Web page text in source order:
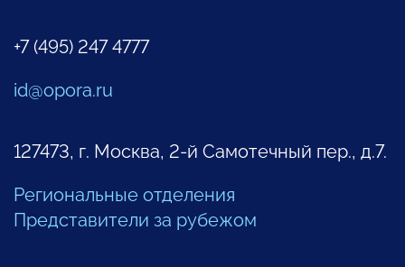
+7 (495) 247 4777
id@opora.ru
127473, г. Москва, 2-й Самотечный пер., д.7.
Региональные отделения
Представители за рубежом